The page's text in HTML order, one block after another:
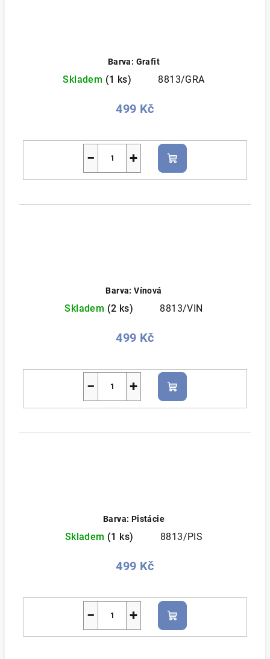
Barva: Grafit
Skladem (1 ks) 8813/GRA
499 Kč
+
−
Do
košíku
Barva: Vínová
Skladem (2 ks) 8813/VIN
499 Kč
+
−
Do
košíku
Barva: Pistácie
Skladem (1 ks) 8813/PIS
499 Kč
+
−
Do
košíku